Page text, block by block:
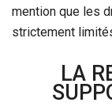
mention que les
strictement
LA